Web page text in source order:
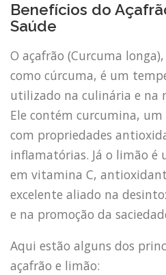
Benefícios do
Saúde
O açafrão (Curcuma
como cúrcuma, é um
utilizado na culinária e na
Ele contém curcumina,
com propriedades
inflamatórias. Já o limão
em vitamina C,
excelente aliado na
e na promoção da
Aqui estão alguns dos
açafrão e limão: